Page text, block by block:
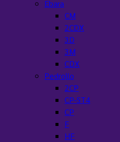
Ebara
CM
2CDX
3D
3M
CDX
Pedrollo
2CP
CP-ST4
CP
F
HF